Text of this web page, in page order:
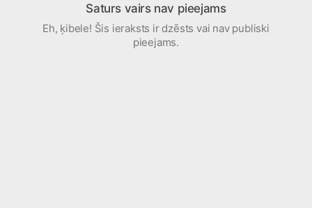
Saturs vairs nav pieejams
Eh, ķibele! Šis ieraksts ir dzēsts vai nav publiski
pieejams.